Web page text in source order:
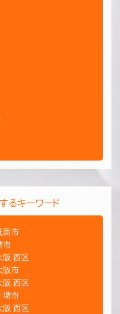
るキーワード
面市
市
阪 西区
阪市
阪 西区
堺市
阪 西区